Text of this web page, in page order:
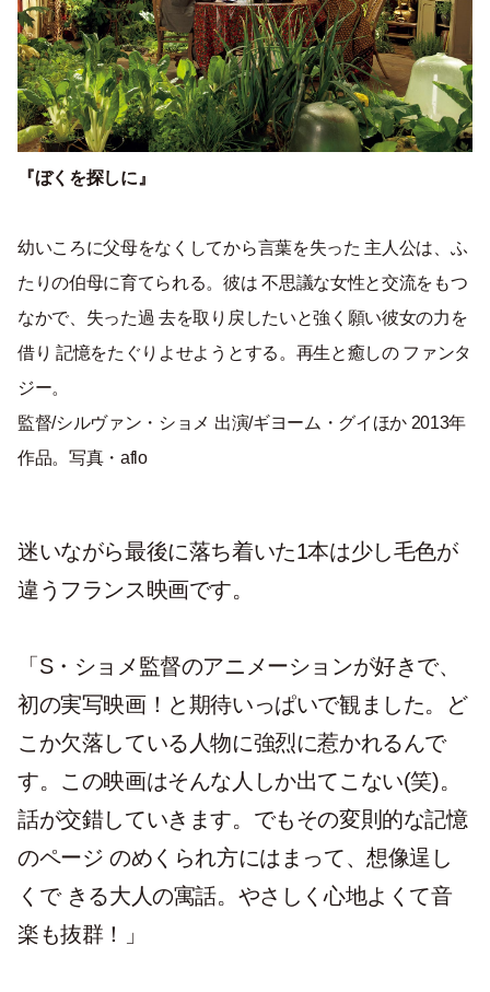
『ぼくを探しに』
幼いころに父母をなくしてから言葉を失った 主人公は、ふ
たりの伯母に育てられる。彼は 不思議な女性と交流をもつ
なかで、失った過 去を取り戻したいと強く願い彼女の力を
借り 記憶をたぐりよせようとする。再生と癒しの ファンタ
ジー。
監督/シルヴァン・ショメ 出演/ギヨーム・グイほか 2013年
作品。写真・aflo
迷いながら最後に落ち着いた1本は少し毛色が
違うフランス映画です。
「S・ショメ監督のアニメーションが好きで、
初の実写映画！と期待いっぱいで観ました。ど
こか欠落している人物に強烈に惹かれるんで
す。この映画はそんな人しか出てこない(笑)。
話が交錯していきます。でもその変則的な記憶
のページ のめくられ方にはまって、想像逞し
くで きる大人の寓話。やさしく心地よくて音
楽も抜群！」